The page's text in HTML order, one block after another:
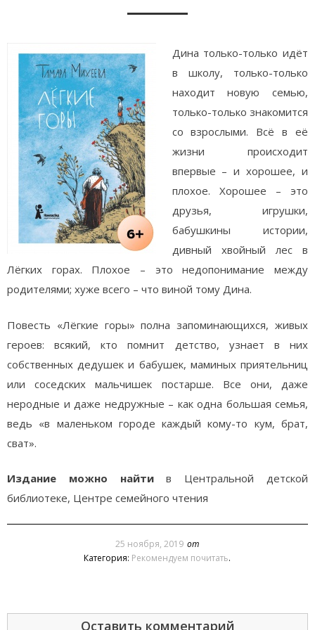
Дина только-только идёт
в школу, только-только
находит новую семью,
только-только знакомится
со взрослыми. Всё в её
жизни происходит
впервые – и хорошее, и
плохое. Хорошее – это
друзья, игрушки,
бабушкины истории,
дивный хвойный лес в
Лёгких горах. Плохое – это недопонимание между
родителями; хуже всего – что виной тому Дина.
Повесть «Лёгкие горы» полна запоминающихся, живых
героев: всякий, кто помнит детство, узнает в них
собственных дедушек и бабушек, маминых приятельниц
или соседских мальчишек постарше. Все они, даже
неродные и даже недружные – как одна большая семья,
ведь «в маленьком городе каждый кому-то кум, брат,
сват».
Издание можно найтив Центральной детской
библиотеке, Центре семейного чтения
25 ноября, 2019 от
Категория: Рекомендуем почитать.
Оставить комментарий